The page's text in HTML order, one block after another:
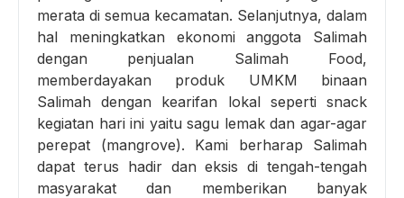
merata di semua kecamatan. Selanjutnya, dalam
hal meningkatkan ekonomi anggota Salimah
dengan penjualan Salimah Food,
memberdayakan produk UMKM binaan
Salimah dengan kearifan lokal seperti snack
kegiatan hari ini yaitu sagu lemak dan agar-agar
perepat (mangrove). Kami berharap Salimah
dapat terus hadir dan eksis di tengah-tengah
masyarakat dan memberikan banyak